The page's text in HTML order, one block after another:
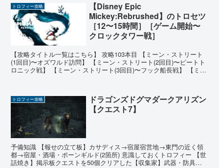
トロフィー攻略
【Disney Epic
Mickey:Rebrushed】のトロセツ
［12〜15時間］［ゲーム開始〜
クロックタワー戦］
【攻略タイトル一覧はこちら】 攻略103本目 【ミーン・ストリート
(1回目)〜オズワルド訪問】 【ミーン・ストリート(2回目)〜ピートト
ロニック戦】 【ミーン・ストリート(3回目)〜フック船長戦】 【ミー
トロフィー攻略
ドラゴンズドグマダークアリズン
【クエスト7】
予備知識 【報せの立て板】カサディス→宿屋宿営地→東門の近く領
都→宿屋・酒場・ポーンギルド(2箇所) 意識しておくトロフィー 【世
話焼き】掲示板クエストを50個クリアした【収集家】武器・防具を